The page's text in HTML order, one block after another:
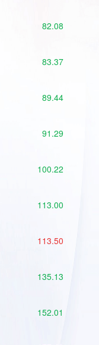
82.08
83.37
89.44
91.29
100.22
113.00
113.50
135.13
152.01